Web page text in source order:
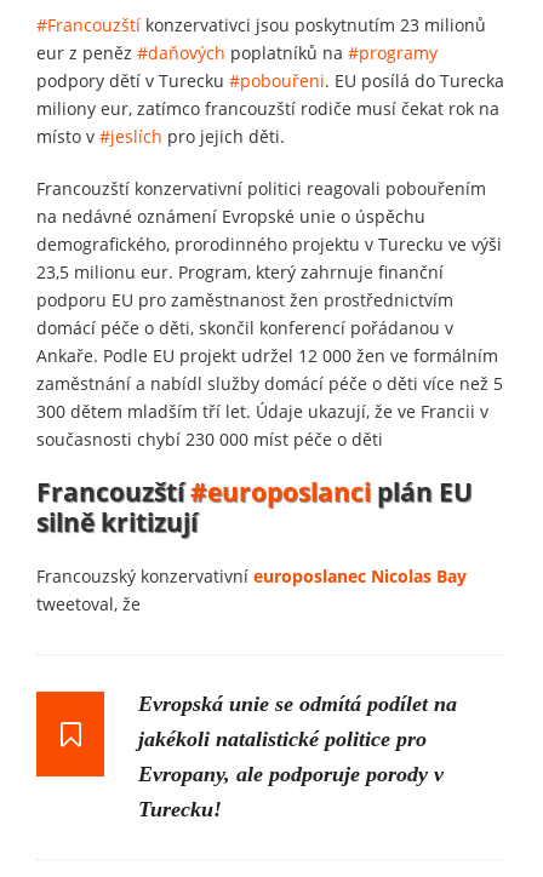
#Francouzští konzervativci jsou poskytnutím 23 milionů
eur z peněz #daňových poplatníků na #programy
podpory dětí v Turecku #pobouřeni. EU posílá do Turecka
miliony eur, zatímco francouzští rodiče musí čekat rok na
místo v #jeslích pro jejich děti.
Francouzští konzervativní politici reagovali pobouřením
na nedávné oznámení Evropské unie o úspěchu
demografického, prorodinného projektu v Turecku ve výši
23,5 milionu eur. Program, který zahrnuje finanční
podporu EU pro zaměstnanost žen prostřednictvím
domácí péče o děti, skončil konferencí pořádanou v
Ankaře. Podle EU projekt udržel 12 000 žen ve formálním
zaměstnání a nabídl služby domácí péče o děti více než 5
300 dětem mladším tří let. Údaje ukazují, že ve Francii v
současnosti chybí 230 000 míst péče o děti
Francouzští#europoslanci plán EU
silně kritizují
Francouzský konzervativní europoslanec Nicolas Bay
tweetoval, že
Evropská unie se odmítá podílet na
jakékoli natalistické politice pro
Evropany, ale podporuje porody v
Turecku!